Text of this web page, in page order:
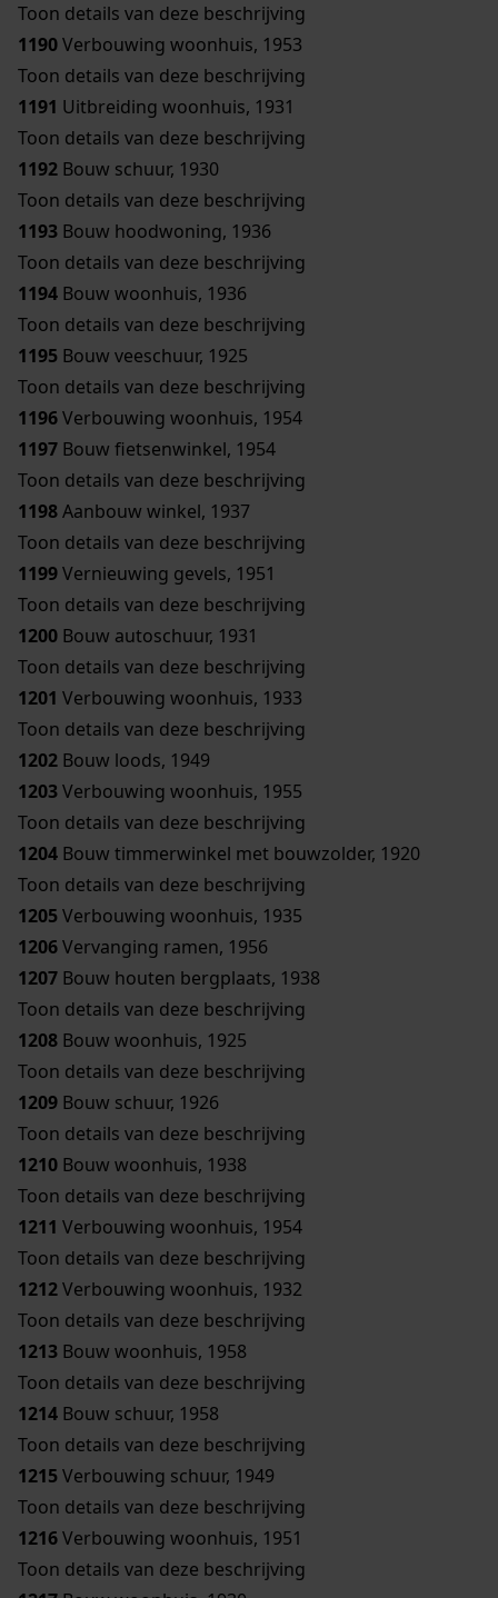
Toon details van deze beschrijving
1190Verbouwing woonhuis, 1953
Toon details van deze beschrijving
1191 Uitbreiding woonhuis, 1931
Toon details van deze beschrijving
1192 Bouw schuur, 1930
Toon details van deze beschrijving
1193 Bouw hoodwoning, 1936
Toon details van deze beschrijving
1194 Bouw woonhuis, 1936
Toon details van deze beschrijving
1195 Bouw veeschuur, 1925
Toon details van deze beschrijving
1196Verbouwing woonhuis, 1954
1197 Bouw fietsenwinkel, 1954
Toon details van deze beschrijving
1198Aanbouw winkel, 1937
Toon details van deze beschrijving
1199Vernieuwing gevels, 1951
Toon details van deze beschrijving
1200 Bouw autoschuur, 1931
Toon details van deze beschrijving
1201 Verbouwing woonhuis, 1933
Toon details van deze beschrijving
1202 Bouw loods, 1949
1203Verbouwing woonhuis, 1955
Toon details van deze beschrijving
1204 Bouw timmerwinkel met bouwzolder, 1920
Toon details van deze beschrijving
1205Verbouwing woonhuis, 1935
1206Vervanging ramen, 1956
1207 Bouw houten bergplaats, 1938
Toon details van deze beschrijving
1208 Bouw woonhuis, 1925
Toon details van deze beschrijving
1209 Bouw schuur, 1926
Toon details van deze beschrijving
1210 Bouw woonhuis, 1938
Toon details van deze beschrijving
1211 Verbouwing woonhuis, 1954
Toon details van deze beschrijving
1212Verbouwing woonhuis, 1932
Toon details van deze beschrijving
1213 Bouw woonhuis, 1958
Toon details van deze beschrijving
1214 Bouw schuur, 1958
Toon details van deze beschrijving
1215Verbouwing schuur, 1949
Toon details van deze beschrijving
1216Verbouwing woonhuis, 1951
Toon details van deze beschrijving